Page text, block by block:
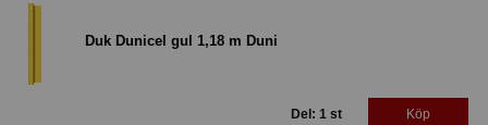
Duk Dunicel gul 1,18 m Duni
Del: 1 st Köp